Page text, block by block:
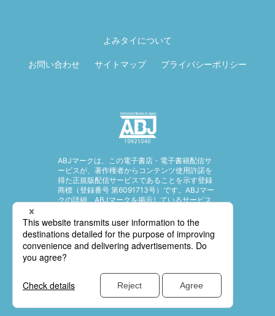
よみタイについて
お問い合わせ サイトマップ プライバシーポリシー
ABJマークは、この電子書店・電子書籍配信サ
ービスが、著作権者からコンテンツ使用許諾を
得た正規版配信サービスであることを示す登録
商標（登録番号 第6091713号）です。ABJマー
クの詳細、ABJマークを掲示しているサービス
© SHUEISHA Inc. All rights reserved.